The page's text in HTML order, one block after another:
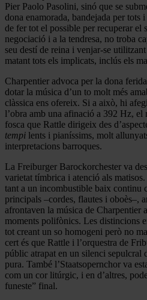
Pier Paolo Pasolini, sinó que se
dona enamorada, bandejada per tots
de fer tot el possible per recuperar el
negociació i a la tendresa, no troba
seu destí de reina i venjar-se
matant tots els implicats, inclús els
Charpentier advoca per la dona
dotar la música d’un to molt més
clàssica ens ofereix. Si a això, hi
l’obra amb una afinació a 392 Hz, el
fosca que Rattle dirigeix des
tempi lents i pianíssims, molt
interpretacions barroques.
La Freiburger Barockorchester va
varietat tímbrica i atenció als
tant a un incombustible baix continu
principals –cordes, flautes i oboès–,
afrontaven la música de Charpentier
moments polifònics. Les distincions
tot creant un so homogeni però no
cert és que Rattle i l’orquestra de
públic atrapat en un silenci sepulcral
pura. També l’Staatsopernchor va
com un cor litúrgic, i en d’altres,
funeste” final.